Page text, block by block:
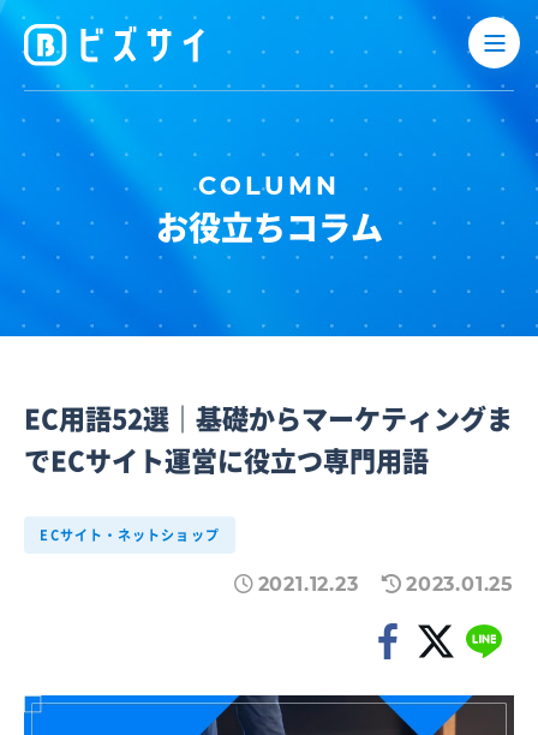
お役立ちコラム
EC用語52選｜基礎からマーケティングま
でECサイト運営に役立つ専門用語
ECサイト・ネットショップ
2021.12.23 2023.01.25